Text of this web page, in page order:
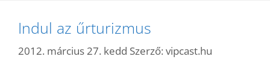
Indul az űrturizmus
2012. március 27. kedd Szerző: vipcast.hu